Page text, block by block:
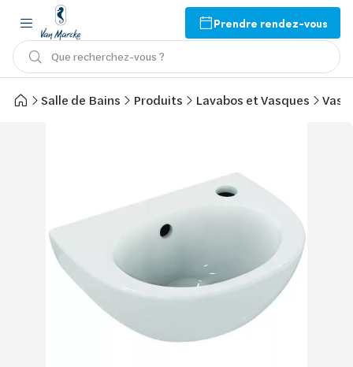
Prendre rendez-vous
Que recherchez-vous ?
Salle de Bains Produits Lavabos et Vasques